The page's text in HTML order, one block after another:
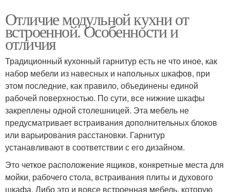
Отличие модульной кухни от
встроенной. Особенности и
отличия
Традиционный кухонный гарнитур есть не что иное, как
набор мебели из навесных и напольных шкафов, при
этом последние, как правило, объединены единой
рабочей поверхностью. По сути, все нижние шкафы
закреплены одной столешницей. Эта мебель не
предусматривает встраивания дополнительных блоков
или варьирования расстановки. Гарнитур
устанавливают в соответствии с его дизайном.
Это четкое расположение ящиков, конкретные места для
мойки, рабочего стола, встраивания плиты и духового
шкафа. Либо это и вовсе встроенная мебель, которую